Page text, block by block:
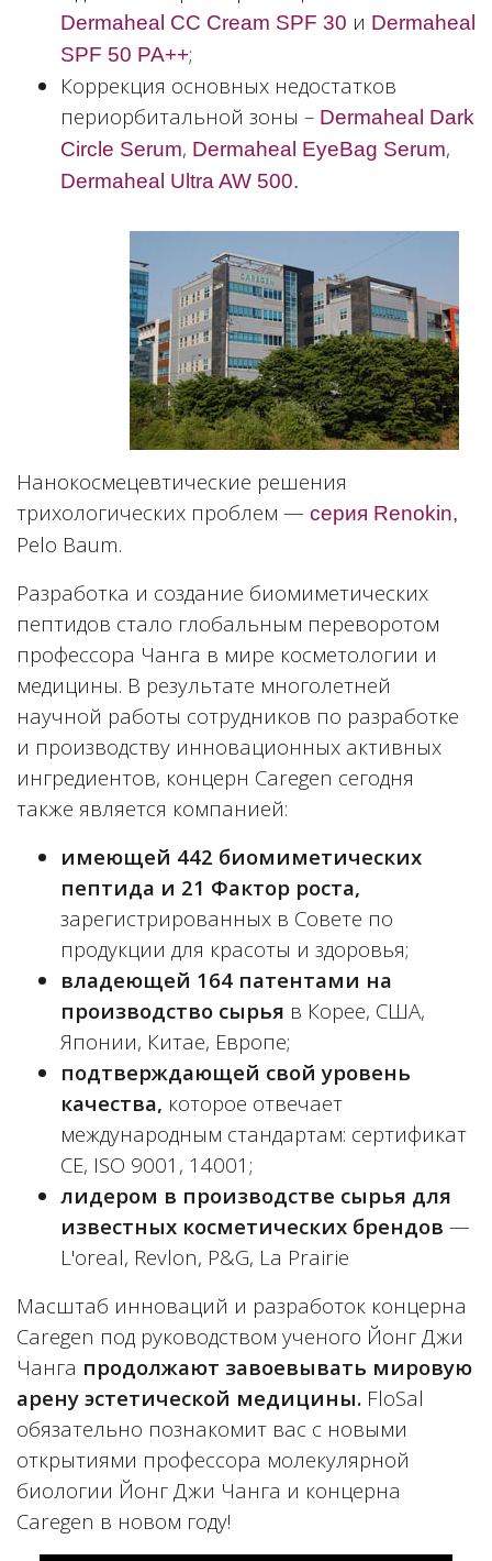
Dermaheal CC Cream SPF 30 и Dermaheal
SPF 50 PA++;
Коррекция основных недостатков
периорбитальной зоны – Dermaheal Dark
Circle Serum, Dermaheal EyeBag Serum,
Dermaheal Ultra AW 500.
Нанокосмецевтические решения
трихологических проблем — серия Renokin,
Pelo Baum.
Разработка и создание биомиметических
пептидов стало глобальным переворотом
профессора Чанга в мире косметологии и
медицины. В результате многолетней
научной работы сотрудников по разработке
и производству инновационных активных
ингредиентов, концерн Caregen сегодня
также является компанией:
имеющей 442 биомиметических
пептида и 21 Фактор роста,
зарегистрированных в Совете по
продукции для красоты и здоровья;
владеющей 164 патентами на
производство сырья в Корее, США,
Японии, Китае, Европе;
подтверждающей свой уровень
качества, которое отвечает
международным стандартам: сертификат
CE, ISO 9001, 14001;
лидером в производстве сырья для
известных косметических брендов —
L'oreal, Revlon, P&G, La Prairie
Масштаб инноваций и разработок концерна
Caregen под руководством ученого Йонг Джи
Чанга продолжают завоевывать мировую
арену эстетической медицины. FloSal
обязательно познакомит вас с новыми
открытиями профессора молекулярной
биологии Йонг Джи Чанга и концерна
Caregen в новом году!